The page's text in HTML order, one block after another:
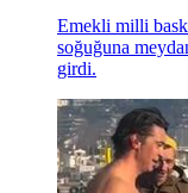
Emekli milli
soğuğuna
girdi.